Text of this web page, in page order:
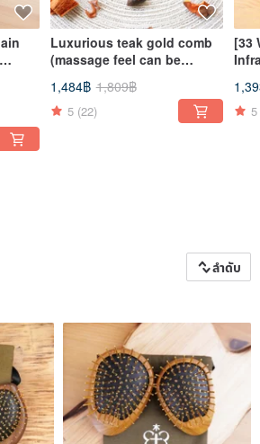
Luxurious teak gold comb
(massage feel can be
customized/far infrared ray)
1,484฿ 1,809฿
5 (22)
[33
5
ลำดับ